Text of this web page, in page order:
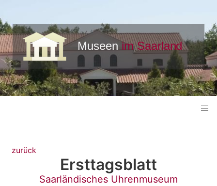
zurück
Ersttagsblatt
Saarländisches Uhrenmuseum